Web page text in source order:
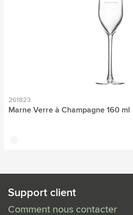
261823
Marne Verre à Champagne 160 ml
Support client
Comment nous contacter